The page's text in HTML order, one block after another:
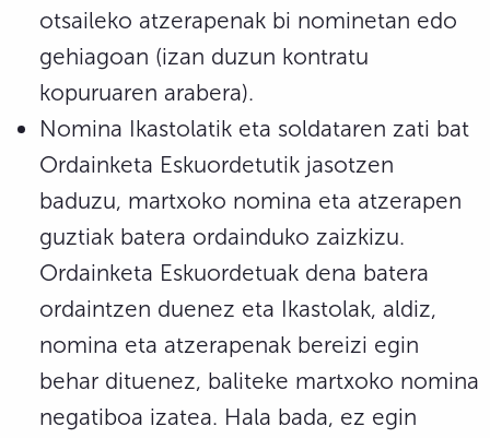
otsaileko atzerapenak bi nominetan edo
gehiagoan (izan duzun kontratu
kopuruaren arabera).
Nomina Ikastolatik eta soldataren zati bat
Ordainketa Eskuordetutik jasotzen
baduzu, martxoko nomina eta atzerapen
guztiak batera ordainduko zaizkizu.
Ordainketa Eskuordetuak dena batera
ordaintzen duenez eta Ikastolak, aldiz,
nomina eta atzerapenak bereizi egin
behar dituenez, baliteke martxoko nomina
negatiboa izatea. Hala bada, ez egin